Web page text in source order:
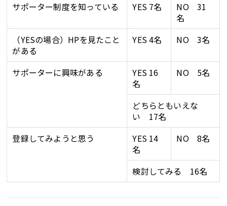
サポーター制度を知っている
YES 7名
NO 31
名
（YESの場合）HPを見たこと
がある
YES 4名 NO 3名
サポーターに興味がある
YES 16
名
NO 5名
どちらともいえな
い 17名
登録してみようと思う
YES 14
名
NO 8名
検討してみる 16名